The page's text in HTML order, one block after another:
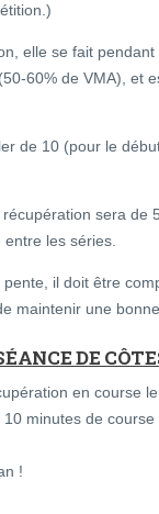
elle se fait
60% de VMA), et
de 10 (pour le
sera de
les séries.
il doit être
maintenir une
DE
en course
minutes de
!